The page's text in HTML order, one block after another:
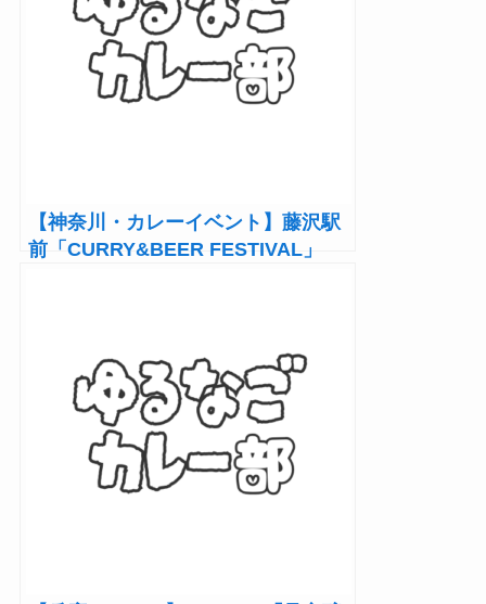
【神奈川・カレーイベント】藤沢駅
前「CURRY&BEER FESTIVAL」